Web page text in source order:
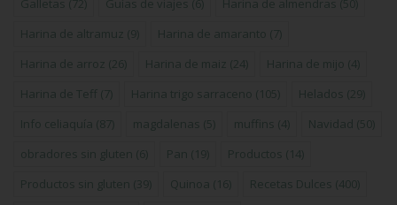
Galletas (72) Guías de viajes (6) Harina de almendras (50)
Harina de altramuz (9) Harina de amaranto (7)
Harina de arroz (26) Harina de maiz (24) Harina de mijo (4)
Harina de Teff (7) Harina trigo sarraceno (105) Helados (29)
Info celiaquía (87) magdalenas (5) muffins (4) Navidad (50)
obradores sin gluten (6) Pan (19) Productos (14)
Productos sin gluten (39) Quinoa (16) Recetas Dulces (400)